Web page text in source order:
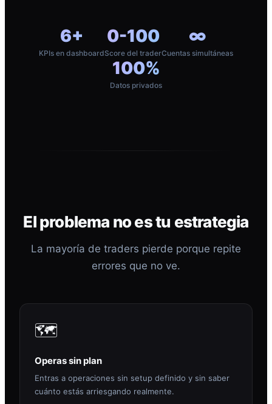
6+
KPIs en dashboard
0-100
Score del trader
∞
Cuentas simultáneas
100%
Datos privados
El problema no es tu estrategia
La mayoría de traders pierde porque repite
errores que no ve.
🗺️
Operas sin plan
Entras a operaciones sin setup definido y sin saber
cuánto estás arriesgando realmente.